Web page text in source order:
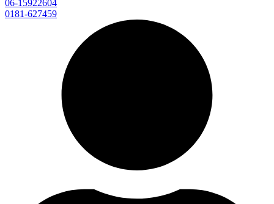
06-15922604
0181-627459